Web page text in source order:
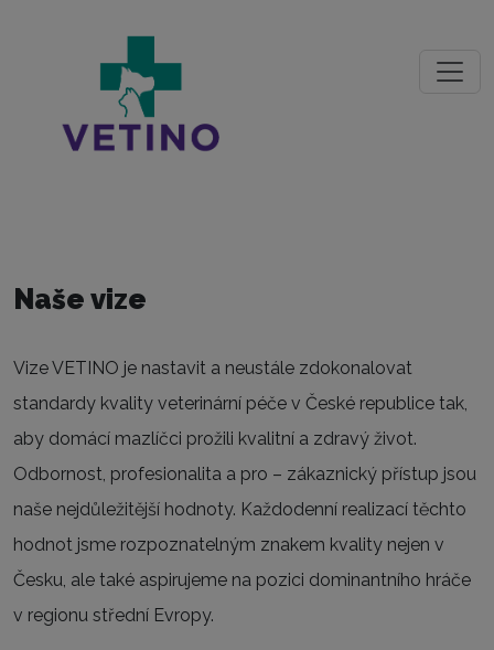
Naše vize
Vize VETINO je nastavit a neustále zdokonalovat
standardy kvality veterinární péče v České republice tak,
aby domácí mazlíčci prožili kvalitní a zdravý život.
Odbornost, profesionalita a pro – zákaznický přístup jsou
naše nejdůležitější hodnoty. Každodenní realizací těchto
hodnot jsme rozpoznatelným znakem kvality nejen v
Česku, ale také aspirujeme na pozici dominantního hráče
v regionu střední Evropy.